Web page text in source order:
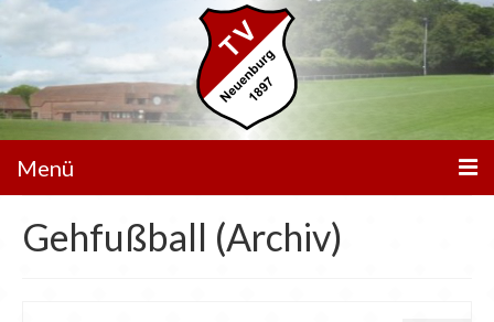
Menü
Unser Verein
Gehfußball (Archiv)